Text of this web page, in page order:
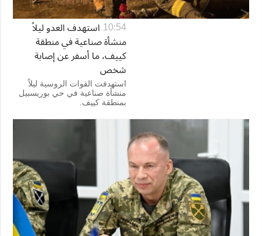
10:54 استهدف العدو ليلاً
منشأة صناعية في منطقة
كييف، ما أسفر عن إصابة
شخص
استهدفت القوات الروسية ليلاً
منشأة صناعية في حي بوريسبيل
بمنطقة كييف.